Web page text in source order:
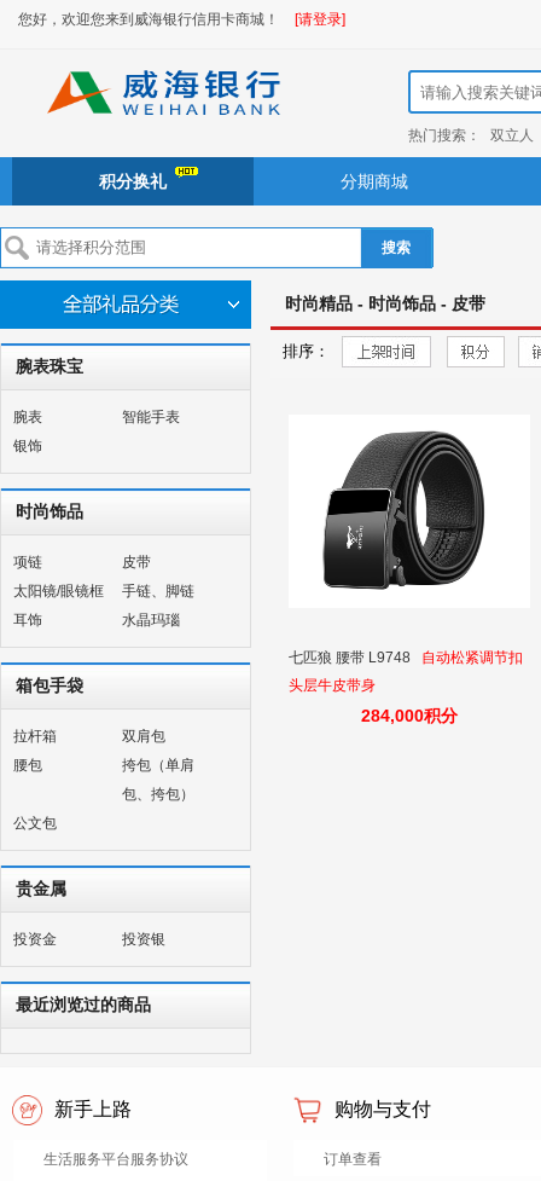
您好，欢迎您来到威海银行信用卡商城！ [请登录]
热门搜索： 双立人
积分换礼 分期商城
搜索
腕表珠宝
腕表
智能手表
银饰
时尚饰品
项链
皮带
太阳镜/眼镜框
手链、脚链
耳饰
水晶玛瑙
箱包手袋
拉杆箱
双肩包
腰包
挎包（单肩
包、挎包）
公文包
贵金属
投资金 投资银
最近浏览过的商品
时尚精品 - 时尚饰品 - 皮带
排序：
七匹狼 腰带 L9748
自动松紧调节扣
头层牛皮带身
284,000积分
新手上路
生活服务平台服务协议
购物与支付
订单查看